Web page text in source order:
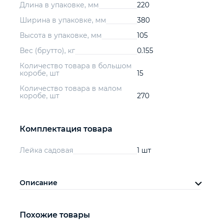
Длина в упаковке, мм
220
Ширина в упаковке, мм
380
Высота в упаковке, мм
105
Вес (брутто), кг
0.155
Количество товара в большом
коробе, шт
15
Количество товара в малом
коробе, шт
270
Комплектация товара
Лейка садовая 1 шт
Описание
Похожие товары